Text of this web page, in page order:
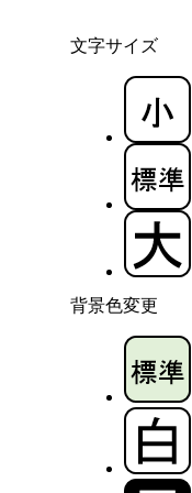
文字サイズ
背景色変更